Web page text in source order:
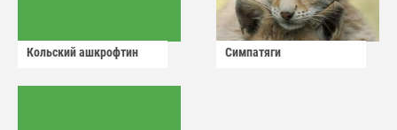
Кольский ашкрофтин Симпатяги